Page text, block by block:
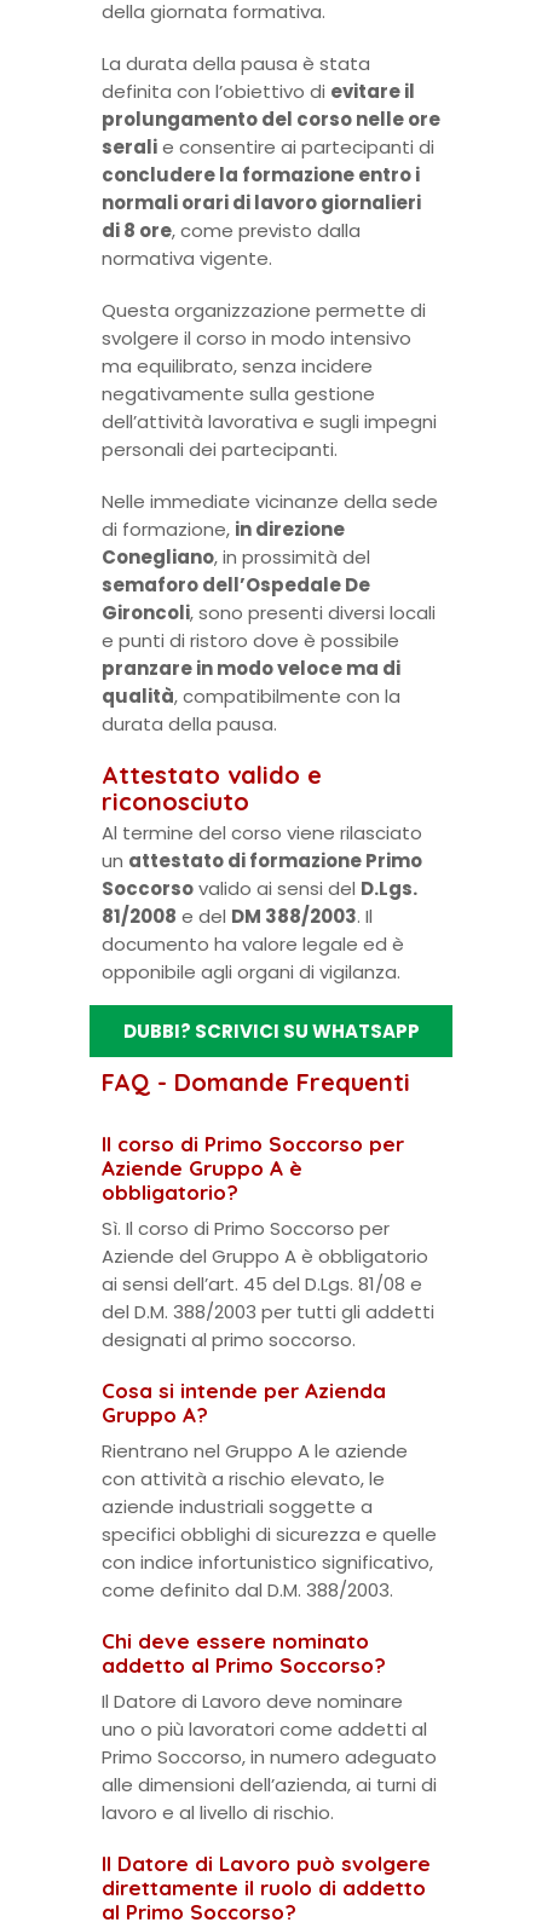
della giornata formativa.
La durata della pausa è stata
definita con l’obiettivo di evitare il
prolungamento del corso nelle ore
seralie consentire ai partecipanti di
concludere la formazione entro i
normali orari di lavoro giornalieri
di 8 ore, come previsto dalla
normativa vigente.
Questa organizzazione permette di
svolgere il corso in modo intensivo
ma equilibrato, senza incidere
negativamente sulla gestione
dell’attività lavorativa e sugli impegni
personali dei partecipanti.
Nelle immediate vicinanze della sede
di formazione, in direzione
Conegliano, in prossimità del
semaforo dell’Ospedale De
Gironcoli, sono presenti diversi locali
e punti di ristoro dove è possibile
pranzare in modo veloce ma di
qualità, compatibilmente con la
durata della pausa.
Attestato valido e
riconosciuto
Al termine del corso viene rilasciato
un attestato di formazione Primo
Soccorsovalido ai sensi del D.Lgs.
81/2008 e del DM 388/2003. Il
documento ha valore legale ed è
opponibile agli organi di vigilanza.
DUBBI? SCRIVICI SU WHATSAPP
FAQ - Domande Frequenti
Il corso di Primo Soccorso per
Aziende Gruppo A è
obbligatorio?
Sì. Il corso di Primo Soccorso per
Aziende del Gruppo A è obbligatorio
ai sensi dell’art. 45 del D.Lgs. 81/08 e
del D.M. 388/2003 per tutti gli addetti
designati al primo soccorso.
Cosa si intende per Azienda
Gruppo A?
Rientrano nel Gruppo A le aziende
con attività a rischio elevato, le
aziende industriali soggette a
specifici obblighi di sicurezza e quelle
con indice infortunistico significativo,
come definito dal D.M. 388/2003.
Chi deve essere nominato
addetto al Primo Soccorso?
Il Datore di Lavoro deve nominare
uno o più lavoratori come addetti al
Primo Soccorso, in numero adeguato
alle dimensioni dell’azienda, ai turni di
lavoro e al livello di rischio.
Il Datore di Lavoro può svolgere
direttamente il ruolo di addetto
al Primo Soccorso?